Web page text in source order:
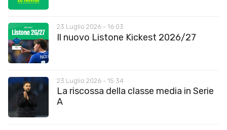
23 Luglio 2026 - 16:03
Il nuovo Listone Kickest 2026/27
23 Luglio 2026 - 15:34
La riscossa della classe media in Serie
A